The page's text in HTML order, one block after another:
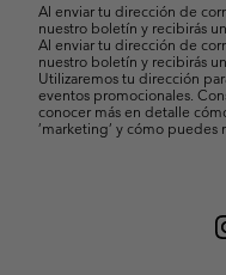
Al enviar tu dirección de
nuestro boletín y recibirás
Al enviar tu dirección de
nuestro boletín y recibirás
Utilizaremos tu dirección
eventos promocionales.
conocer más en detalle
’marketing’ y cómo